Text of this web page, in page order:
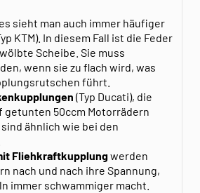
sieht man auch immer häufiger
KTM). In diesem Fall ist die Feder
Scheibe. Sie muss
wenn sie zu flach wird, was
führt.
(Typ Ducati), die
getunten 50ccm Motorrädern
ähnlich wie bei den
Fliehkraftkupplungwerden
nach und nach ihre Spannung,
immer schwammiger macht.